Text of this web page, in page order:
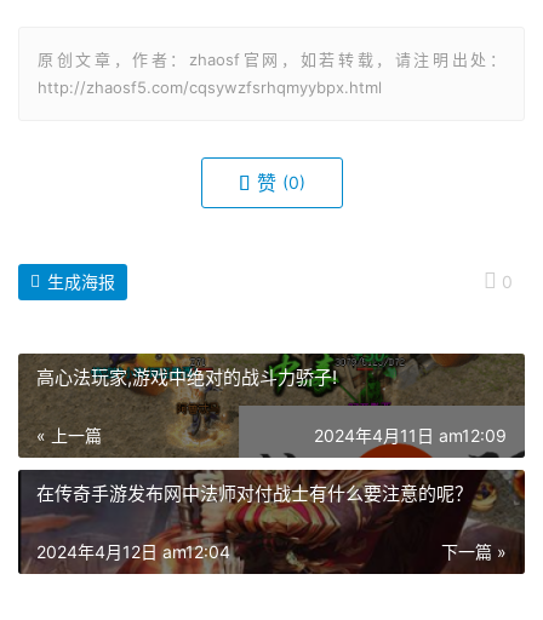
原创文章，作者：zhaosf官网，如若转载，请注明出处：
http://zhaosf5.com/cqsywzfsrhqmyybpx.html
赞 (0)
0
生成海报
高心法玩家,游戏中绝对的战斗力骄子!
« 上一篇 2024年4月11日 am12:09
在传奇手游发布网中法师对付战士有什么要注意的呢？
下一篇 »
2024年4月12日 am12:04